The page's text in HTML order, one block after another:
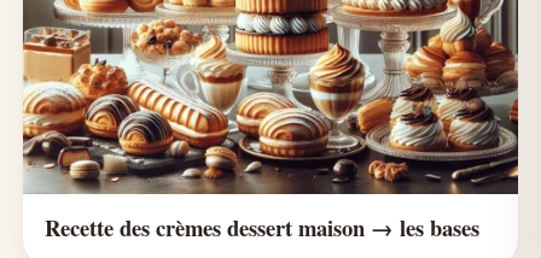
Recette des crèmes dessert maison → les bases